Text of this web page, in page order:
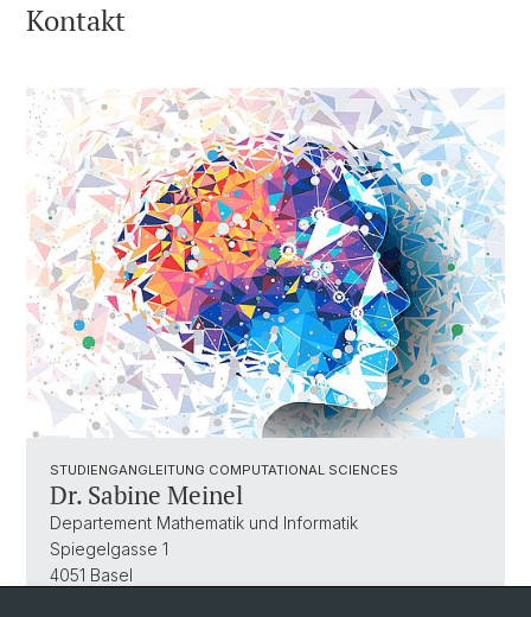
Kontakt
STUDIENGANGLEITUNG COMPUTATIONAL SCIENCES
Dr. Sabine Meinel
Departement Mathematik und Informatik
Spiegelgasse 1
4051 Basel